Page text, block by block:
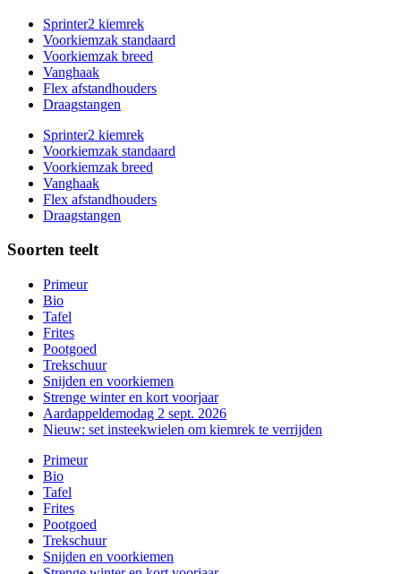
Sprinter2 kiemrek
Voorkiemzak standaard
Voorkiemzak breed
Vanghaak
Flex afstandhouders
Draagstangen
Sprinter2 kiemrek
Voorkiemzak standaard
Voorkiemzak breed
Vanghaak
Flex afstandhouders
Draagstangen
Soorten teelt
Primeur
Bio
Tafel
Frites
Pootgoed
Trekschuur
Snijden en voorkiemen
Strenge winter en kort voorjaar
Aardappeldemodag 2 sept. 2026
Nieuw: set insteekwielen om kiemrek te verrijden
Primeur
Bio
Tafel
Frites
Pootgoed
Trekschuur
Snijden en voorkiemen